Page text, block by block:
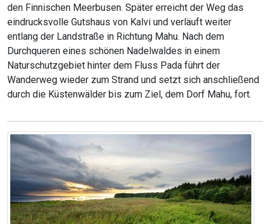
den Finnischen Meerbusen. Später erreicht der Weg das
eindrucksvolle Gutshaus von Kalvi und verläuft weiter
entlang der Landstraße in Richtung Mahu. Nach dem
Durchqueren eines schönen Nadelwaldes in einem
Naturschutzgebiet hinter dem Fluss Pada führt der
Wanderweg wieder zum Strand und setzt sich anschließend
durch die Küstenwälder bis zum Ziel, dem Dorf Mahu, fort.